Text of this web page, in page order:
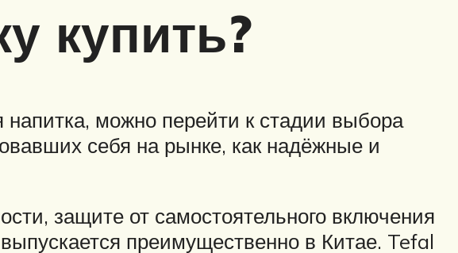
купить?
можно перейти к стадии выбора
себя на рынке, как надёжные и
защите от самостоятельного включения
преимущественно в Китае. Tefal